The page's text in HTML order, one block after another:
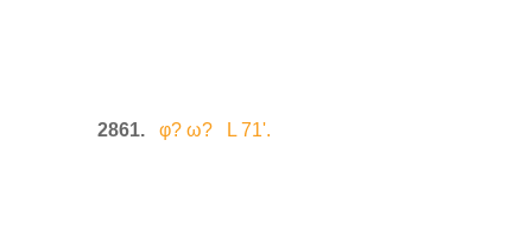
2861. φ? ω? L 71'.